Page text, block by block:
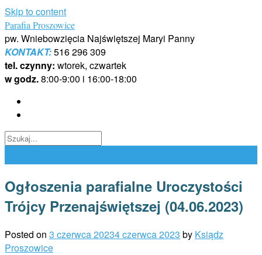
Skip to content
Parafia Proszowice
pw. Wniebowzięcia Najświętszej Maryi Panny
KONTAKT:516 296 309
tel. czynny: wtorek, czwartek
w godz.8:00-9:00 i 16:00-18:00
Ogłoszenia parafialne Uroczystości
Trójcy Przenajświętszej (04.06.2023)
Posted on 3 czerwca 20234 czerwca 2023 by Ksiądz
Proszowice